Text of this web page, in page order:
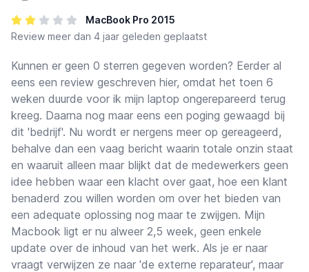
MacBook Pro 2015
Review meer dan 4 jaar geleden geplaatst
Kunnen er geen 0 sterren gegeven worden? Eerder al
eens een review geschreven hier, omdat het toen 6
weken duurde voor ik mijn laptop ongerepareerd terug
kreeg. Daarna nog maar eens een poging gewaagd bij
dit 'bedrijf'. Nu wordt er nergens meer op gereageerd,
behalve dan een vaag bericht waarin totale onzin staat
en waaruit alleen maar blijkt dat de medewerkers geen
idee hebben waar een klacht over gaat, hoe een klant
benaderd zou willen worden om over het bieden van
een adequate oplossing nog maar te zwijgen. Mijn
Macbook ligt er nu alweer 2,5 week, geen enkele
update over de inhoud van het werk. Als je er naar
vraagt verwijzen ze naar 'de externe reparateur', maar